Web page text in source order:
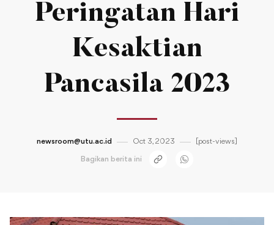
Peringatan Hari
Kesaktian
Pancasila 2023
newsroom@utu.ac.id Oct 3, 2023 [post-views]
Bagikan berita ini